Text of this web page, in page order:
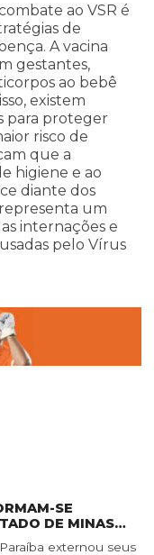
SE
DE MINAS
externou seus
ao VSR é
de
A vacina
gestantes,
ao bebê
existem
para proteger
risco de
que a
higiene e ao
diante dos
um
internações e
pelo Vírus